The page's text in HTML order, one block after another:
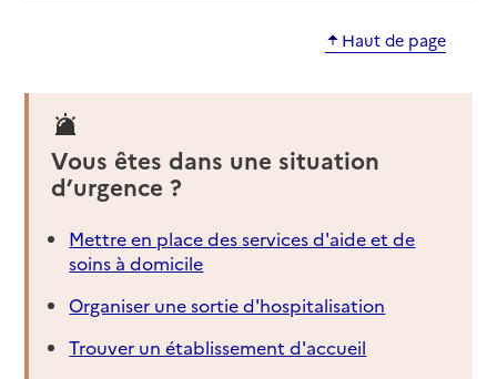
Haut de page
Vous êtes dans une situation
d’urgence ?
Mettre en place des services d'aide et de
soins à domicile
Organiser une sortie d'hospitalisation
Trouver un établissement d'accueil